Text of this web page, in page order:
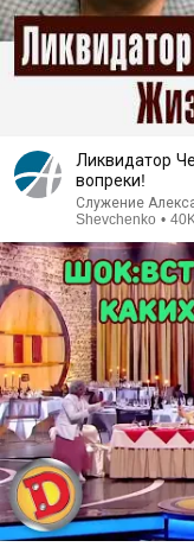
Ликвидатор
вопреки!
Служение
Shevchenko •